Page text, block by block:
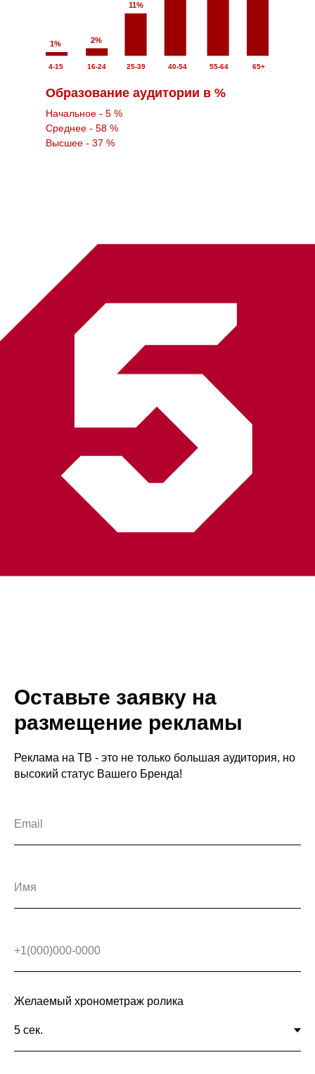
4-15 16-24 25-39 40-54 55-64 65+
1% 2%
11%
Образование аудитории в %
Начальное - 5 %
Среднее - 58 %
Высшее - 37 %
Оставьте заявку на
размещение рекламы
Реклама на ТВ - это не только большая аудитория, но
высокий статус Вашего Бренда!
Желаемый хронометраж ролика